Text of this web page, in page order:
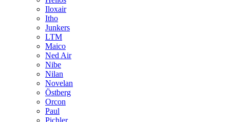
Iloxair
Itho
Junkers
LTM
Maico
Ned Air
Nibe
Nilan
Novelan
Östberg
Orcon
Paul
Pichler